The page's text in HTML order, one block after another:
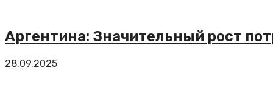
Аргентина: Значительный рост
28.09.2025